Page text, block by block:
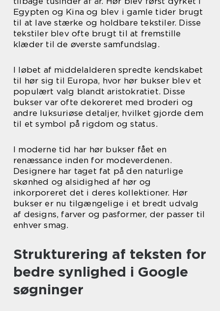
Egypten og Kina og blev i gamle tider brugt
til at lave stærke og holdbare tekstiler. Disse
tekstiler blev ofte brugt til at fremstille
klæder til de øverste samfundslag.
I løbet af middelalderen spredte kendskabet
til hør sig til Europa, hvor hør bukser blev et
populært valg blandt aristokratiet. Disse
bukser var ofte dekoreret med broderi og
andre luksuriøse detaljer, hvilket gjorde dem
til et symbol på rigdom og status.
I moderne tid har hør bukser fået en
renæssance inden for modeverdenen.
Designere har taget fat på den naturlige
skønhed og alsidighed af hør og
inkorporeret det i deres kollektioner. Hør
bukser er nu tilgængelige i et bredt udvalg
af designs, farver og pasformer, der passer til
enhver smag.
Strukturering af teksten for
bedre synlighed i Google
søgninger